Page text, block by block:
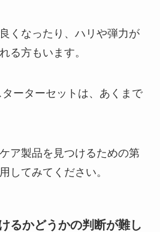
くなったり、ハリや弾力が
る方もいます。
ーターセットは、あくまで
ア製品を見つけるための第
してみてください。
るかどうかの判断が難し